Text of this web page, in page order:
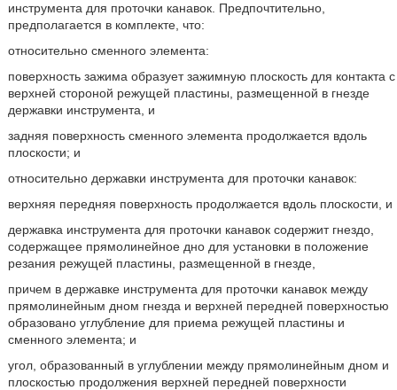
инструмента для проточки канавок. Предпочтительно,
предполагается в комплекте, что:
относительно сменного элемента:
поверхность зажима образует зажимную плоскость для контакта с
верхней стороной режущей пластины, размещенной в гнезде
державки инструмента, и
задняя поверхность сменного элемента продолжается вдоль
плоскости; и
относительно державки инструмента для проточки канавок:
верхняя передняя поверхность продолжается вдоль плоскости, и
державка инструмента для проточки канавок содержит гнездо,
содержащее прямолинейное дно для установки в положение
резания режущей пластины, размещенной в гнезде,
причем в державке инструмента для проточки канавок между
прямолинейным дном гнезда и верхней передней поверхностью
образовано углубление для приема режущей пластины и
сменного элемента; и
угол, образованный в углублении между прямолинейным дном и
плоскостью продолжения верхней передней поверхности